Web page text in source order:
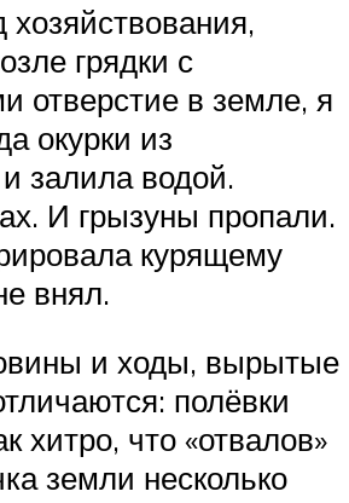
хозяйствования,
грядки с
отверстие в земле, я
окурки из
залила водой.
И грызуны пропали.
курящему
внял.
и ходы, вырытые
полёвки
хитро, что «отвалов»
земли несколько